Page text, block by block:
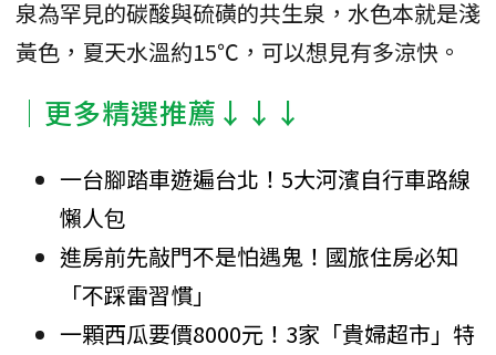
泉為罕見的碳酸與硫磺的共生泉，水色本就是淺
黃色，夏天水溫約15℃，可以想見有多涼快。
│更多精選推薦↓↓↓
一台腳踏車遊遍台北！5大河濱自行車路線
懶人包
進房前先敲門不是怕遇鬼！國旅住房必知
「不踩雷習慣」
一顆西瓜要價8000元！3家「貴婦超市」特